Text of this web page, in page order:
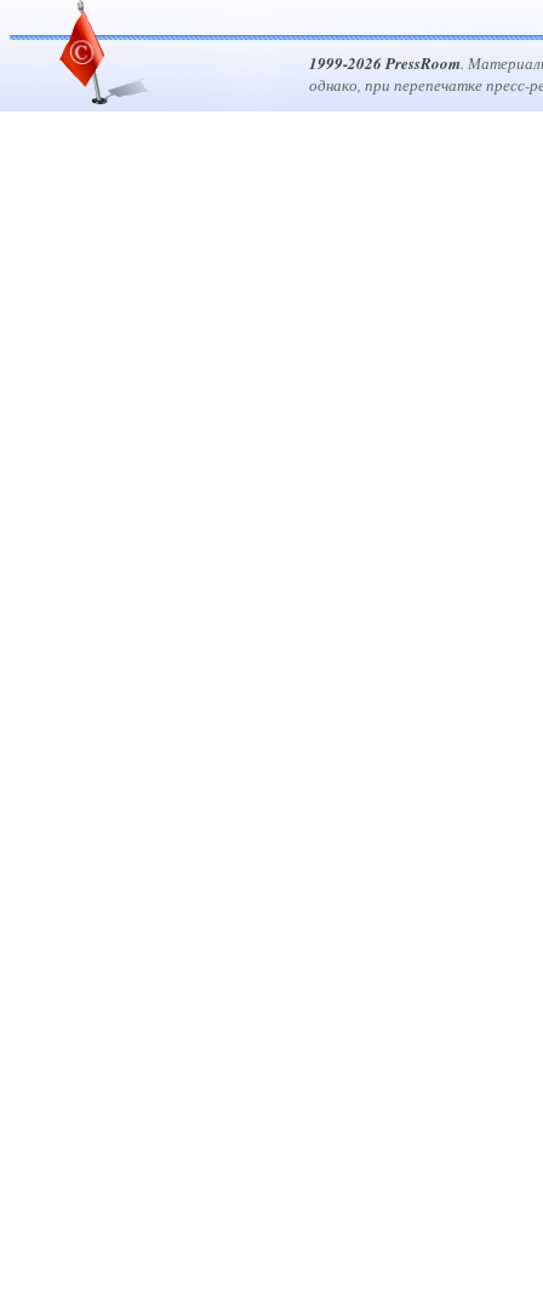
1999-2026 PressRoom.
однако, при перепечатке пресс-